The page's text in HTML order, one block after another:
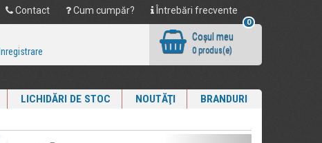
Contact Cum cumpăr? Întrebări frecvente
Inregistrare
0
Coşul meu
0 produs(e)
LICHIDĂRI DE STOC NOUTĂŢI BRANDURI